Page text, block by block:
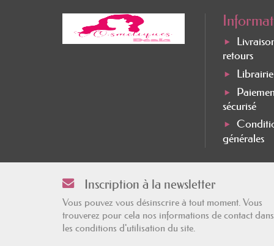
retours
sécurisé
générales
Inscription à la newsletter
Vous pouvez vous désinscrire à tout moment. Vous
trouverez pour cela nos informations de contact dans
les conditions d'utilisation du site.